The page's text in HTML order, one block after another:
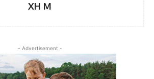
XH M
- Advertisement -